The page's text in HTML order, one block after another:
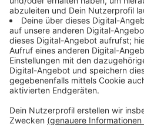
Wichtig für Sie in Olfen: Der
nicht. Das gilt auch für den
Jahren ist er zu den
Anzeige